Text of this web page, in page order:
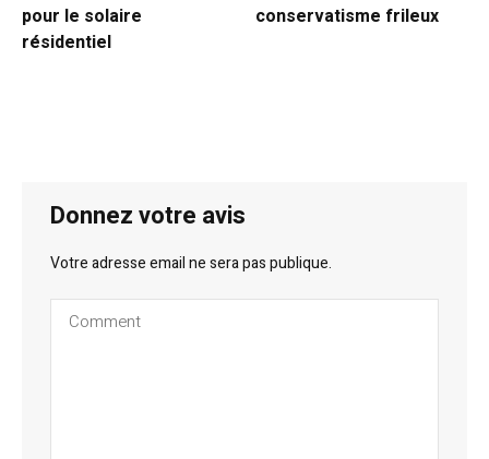
pour le solaire
résidentiel
conservatisme frileux
Donnez votre avis
Votre adresse email ne sera pas publique.